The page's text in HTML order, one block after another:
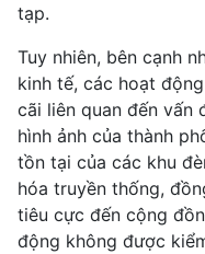
tạp.
Tuy nhiên, bên cạnh
kinh tế, các hoạt
cãi liên quan đến vấn
hình ảnh của thành
tồn tại của các khu
hóa truyền thống,
tiêu cực đến cộng
động không được